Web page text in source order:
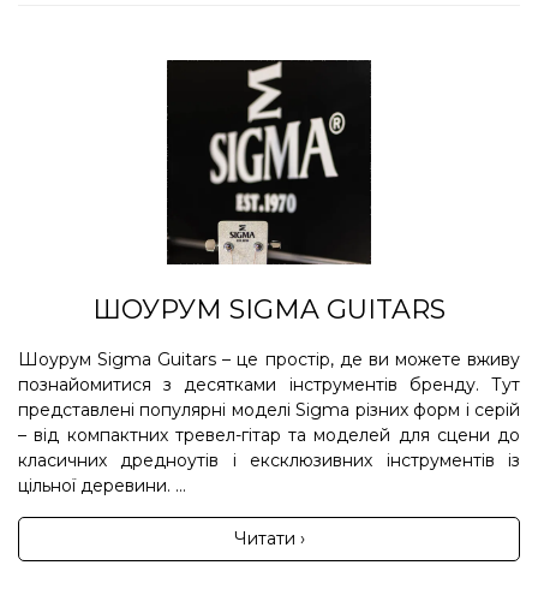
ШОУРУМ SIGMA GUITARS
Шоурум Sigma Guitars – це простір, де ви можете вживу
познайомитися з десятками інструментів бренду. Тут
представлені популярні моделі Sigma різних форм і серій
– від компактних тревел-гітар та моделей для сцени до
класичних дредноутів і ексклюзивних інструментів із
цільної деревини. ...
Читати ›